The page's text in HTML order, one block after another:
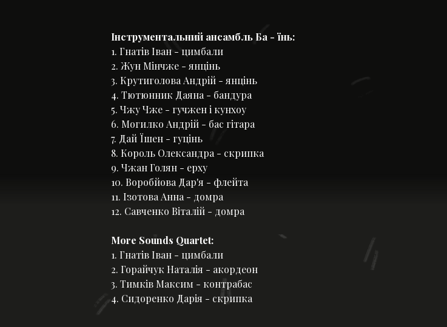
Інструментальний ансамбль Ба - їнь:
1. Гнатів Іван - цимбали
2. Жун Мінчже - янцінь
3. Крутиголова Андрій - янцінь
4. Тютюнник Даяна - бандура
5. Чжу Чже - гучжен і кунхоу
6. Могилко Андрій - бас гітара
7. Дай Їшен - гуцінь
8. Король Олександра - скрипка
9. Чжан Голян - ерху
10. Воробйова Дар'я - флейта
11. Ізотова Анна - домра
12. Савченко Віталій - домра
More Sounds Quartet:
1. Гнатів Іван - цимбали
2. Горайчук Наталія - акордеон
3. Тимків Максим - контрабас
4. Сидоренко Дарія - скрипка